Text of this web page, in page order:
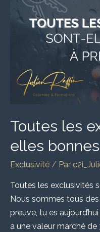
Toutes les
elles
Exclusivité / Par
Toutes les exclusivités
Nous sommes tous
preuve, tu es
a une valeur marché
exclusivités
sont-
bonnes
prendre